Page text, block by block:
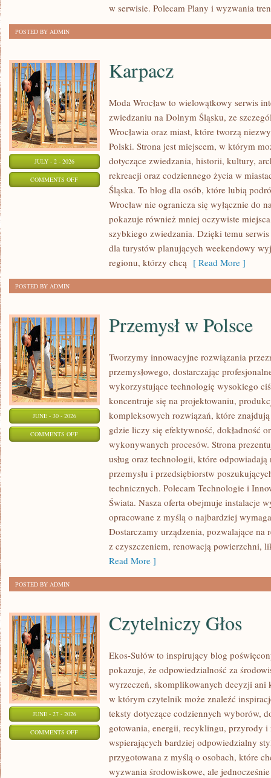
w serwisie. Polecam Plany i wyzwania
POSTED BY ADMIN
JULY - 2 - 2026
COMMENTS OFFON
Karpacz
Moda Wrocław to wielowątkowy serwis
zwiedzaniu na Dolnym Śląsku, ze
Wrocławia oraz miast, które tworzą
Polski. Strona jest miejscem, w którym
dotyczące zwiedzania, historii, kultury,
rekreacji oraz codziennego życia w
Śląska. To blog dla osób, które lubią
Wrocław nie ogranicza się wyłącznie do
pokazuje również mniej oczywiste
szybkiego zwiedzania. Dzięki temu
dla turystów planujących weekendowy
regionu, którzy chcą [ Read More ]
POSTED BY ADMIN
JUNE - 30 - 2026
COMMENTS OFFON
Przemysł w Polsce
Tworzymy innowacyjne rozwiązania
przemysłowego, dostarczając
wykorzystujące technologię wysokiego
koncentruje się na projektowaniu,
kompleksowych rozwiązań, które
gdzie liczy się efektywność, dokładność
wykonywanych procesów. Strona
usług oraz technologii, które odpowiadają
przemysłu i przedsiębiorstw
technicznych. Polecam Technologie i
Świata. Nasza oferta obejmuje instalacje
opracowane z myślą o najbardziej
Dostarczamy urządzenia, pozwalające na
z czyszczeniem, renowacją powierzchni,
Read More ]
POSTED BY ADMIN
JUNE - 27 - 2026
COMMENTS OFFON
CZYTELNICZY
Czytelniczy Głos
Ekos-Sułów to inspirujący blog
pokazuje, że odpowiedzialność za
wyrzeczeń, skomplikowanych decyzji ani
w którym czytelnik może znaleźć
teksty dotyczące codziennych wyborów,
gotowania, energii, recyklingu, przyrody i
wspierających bardziej odpowiedzialny
przygotowana z myślą o osobach, które
wyzwania środowiskowe, ale